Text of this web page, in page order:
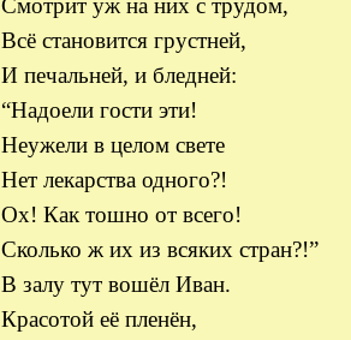
Смотрит уж на них с трудом,
Всё становится грустней,
И печальней, и бледней:
“Надоели гости эти!
Неужели в целом свете
Нет лекарства одного?!
Ох! Как тошно от всего!
Сколько ж их из всяких стран?!”
В залу тут вошёл Иван.
Красотой её пленён,